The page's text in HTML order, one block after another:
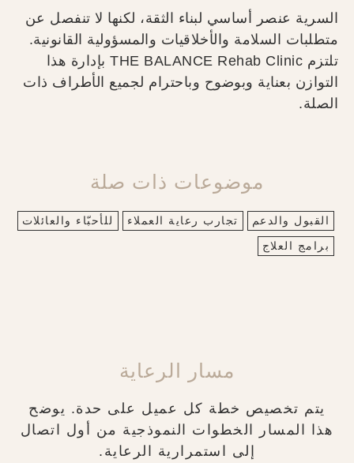
السرية عنصر أساسي لبناء الثقة، لكنها لا تنفصل عن
متطلبات السلامة والأخلاقيات والمسؤولية القانونية.
تلتزم THE BALANCE Rehab Clinic بإدارة هذا
التوازن بعناية وبوضوح وباحترام لجميع الأطراف ذات
الصلة.
موضوعات ذات صلة
القبول والدعم تجارب رعاية العملاء
للأحبّاء والعائلات
برامج العلاج
مسار الرعاية
يتم تخصيص خطة كل عميل على حدة. يوضح
هذا المسار الخطوات النموذجية من أول اتصال
إلى استمرارية الرعاية.